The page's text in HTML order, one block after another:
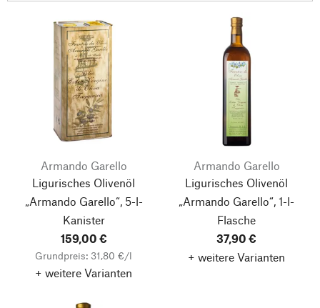
Armando Garello
Ligurisches Olivenöl
„Armando Garello“, 5-l-
Kanister
159,00 €
Grundpreis: 31,80 €/l
+ weitere Varianten
Armando Garello
Ligurisches Olivenöl
„Armando Garello“, 1-l-
Flasche
37,90 €
+ weitere Varianten